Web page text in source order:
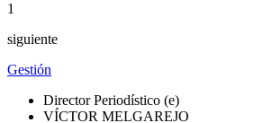
1
siguiente
Gestión
Director Periodístico (e)
VÍCTOR MELGAREJO